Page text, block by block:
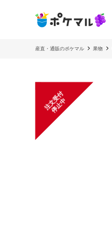
産直・通販のポケマル 果物
注
文
受
付
停
止
中